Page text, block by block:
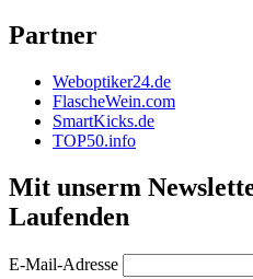
Partner
Weboptiker24.de
FlascheWein.com
SmartKicks.de
TOP50.info
Mit unserm
Laufenden
E-Mail-Adresse